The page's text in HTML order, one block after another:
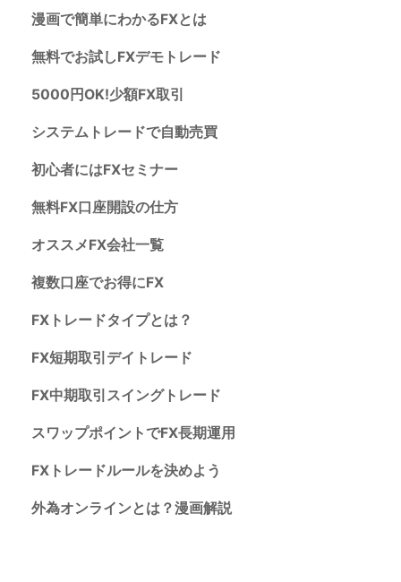
漫画で簡単にわかるFXとは
無料でお試しFXデモトレード
5000円OK!少額FX取引
システムトレードで自動売買
初心者にはFXセミナー
無料FX口座開設の仕方
オススメFX会社一覧
複数口座でお得にFX
FXトレードタイプとは？
FX短期取引デイトレード
FX中期取引スイングトレード
スワップポイントでFX長期運用
FXトレードルールを決めよう
外為オンラインとは？漫画解説